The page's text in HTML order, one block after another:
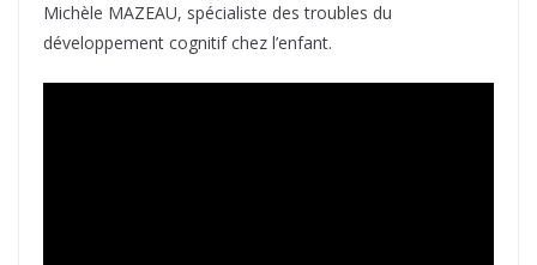
Michèle MAZEAU, spécialiste des troubles du
développement cognitif chez l’enfant.